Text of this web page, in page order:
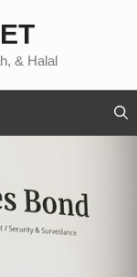
& Halal